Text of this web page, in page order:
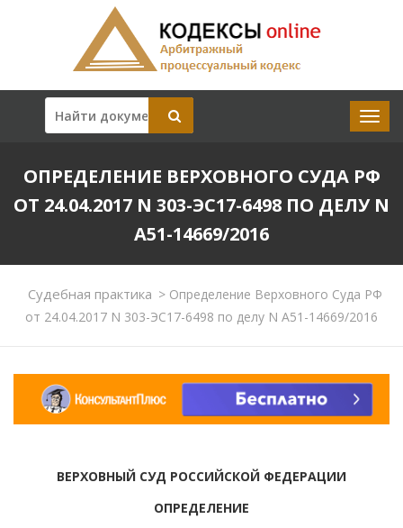
ОПРЕДЕЛЕНИЕ ВЕРХОВНОГО СУДА РФ
ОТ 24.04.2017 N 303-ЭС17-6498 ПО ДЕЛУ N
А51-14669/2016
Судебная практика >Определение Верховного Суда РФ
от 24.04.2017 N 303-ЭС17-6498 по делу N А51-14669/2016
ВЕРХОВНЫЙ СУД РОССИЙСКОЙ ФЕДЕРАЦИИ
ОПРЕДЕЛЕНИЕ